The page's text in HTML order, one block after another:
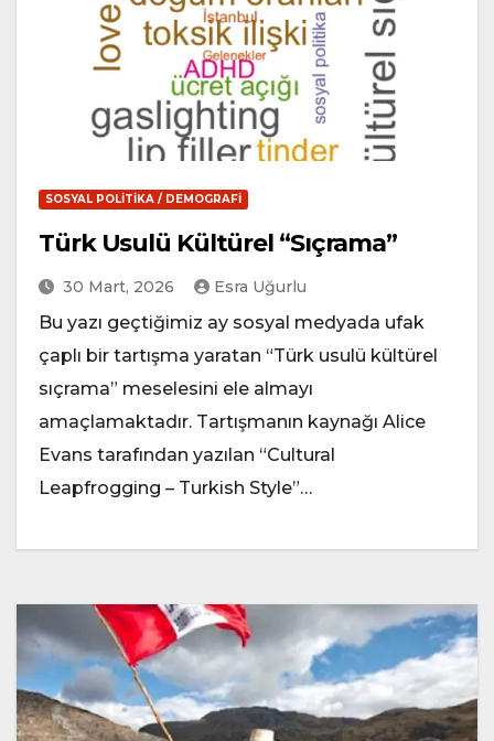
SOSYAL POLITIKA / DEMOGRAFI
Türk Usulü Kültürel “Sıçrama”
30 Mart, 2026 Esra Uğurlu
Bu yazı geçtiğimiz ay sosyal medyada ufak
çaplı bir tartışma yaratan “Türk usulü kültürel
sıçrama” meselesini ele almayı
amaçlamaktadır. Tartışmanın kaynağı Alice
Evans tarafından yazılan “Cultural
Leapfrogging – Turkish Style”…